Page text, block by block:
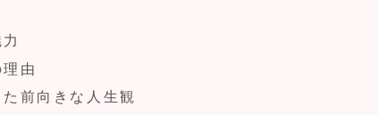
由
前向きな人生観